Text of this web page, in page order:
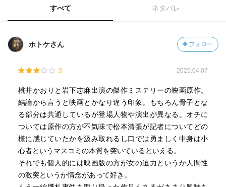
すべて ネタバレ
ホトケさん フォロー
3 2025.04.07
桃井かおりと岩下志麻出演の傑作ミステリーの映画原作。
結論から言うと映画とかなり違う印象。もちろん骨子とな
る部分は共通しているが登場人物や演出が異なる。オチに
ついては原作の方が不気味で松本清張が記者についてどの
様に感じていたかを汲み取れるし口では勇ましく中身は小
心者というマスコミの本質を突いているといえる。
それでも個人的には映画版の方が女の迫力というか人間性
の激突というか情念があって好き。